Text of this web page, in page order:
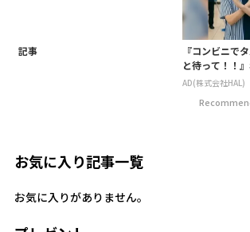
記事
『コンビニで
と待って！！
型タバコ
AD(株式会社HAL)
お気に入り記事一覧
お気に入りがありません。